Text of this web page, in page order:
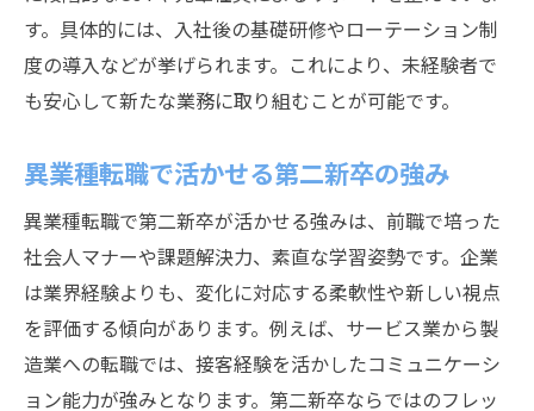
す。具体的には、入社後の基礎研修やローテーション制
度の導入などが挙げられます。これにより、未経験者で
も安心して新たな業務に取り組むことが可能です。
異業種転職で活かせる第二新卒の強み
異業種転職で第二新卒が活かせる強みは、前職で培った
社会人マナーや課題解決力、素直な学習姿勢です。企業
は業界経験よりも、変化に対応する柔軟性や新しい視点
を評価する傾向があります。例えば、サービス業から製
造業への転職では、接客経験を活かしたコミュニケーシ
ョン能力が強みとなります。第二新卒ならではのフレッ